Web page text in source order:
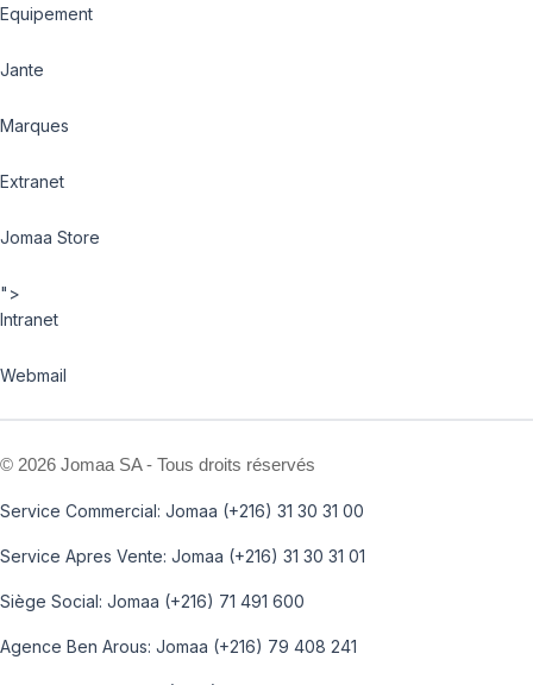
Equipement
Jante
Marques
Extranet
Jomaa Store
">
Intranet
Webmail
© 2026 Jomaa SA - Tous droits réservés
Service Commercial: Jomaa (+216) 31 30 31 00
Service Apres Vente: Jomaa (+216) 31 30 31 01
Siège Social: Jomaa (+216) 71 491 600
Agence Ben Arous: Jomaa (+216) 79 408 241